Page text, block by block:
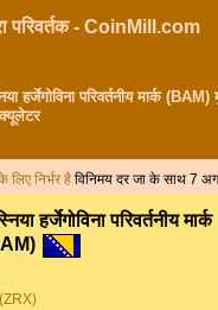
परिवर्तक - CoinMill.com
हर्जेगोविना परिवर्तनीय मार्क
लिए निर्भर है विनिमय दर जा के साथ 7
हर्जेगोविना परिवर्तनीय मार्क